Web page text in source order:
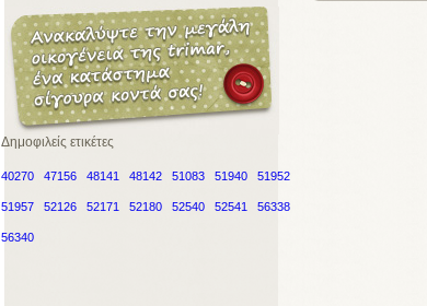
Δημοφιλείς ετικέτες
40270 47156 48141 48142 51083 51940 51952
51957 52126 52171 52180 52540 52541 56338
56340